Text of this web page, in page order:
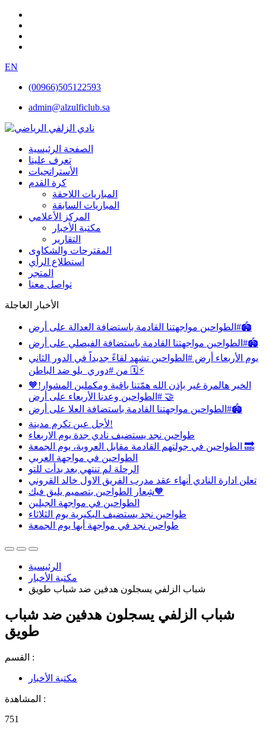
EN
(00966)505122593
admin@alzulficlub.sa
الصفحة الرئيسية
تعرف علينا
الأستراتجيات
كرة القدم
المباريات اللاحقة
المباريات السابقة
المركز الأعلامي
مكتبة الأخبار
التقارير
المقترحات والشكاوى
استطلاع الرأي
المتجر
تواصل معنا
الأخبار العاجلة
مواجهتنا القادمة باستضافة العدالة على أرض ⁧‫#الطواحين‬⁩🏟️
مواجهتنا القادمة باستضافة الفيصلي على أرض ⁧‫#الطواحين‬⁩🏟️
‏يوم الأربعاء أرض ⁧‫#الطواحين‬⁩ تشهد لقاءً جديداً في الدور الثاني
من ⁧‫#دوري_يلو‬⁩ ضد الباطن 🗓️⚡️
‏الخير هالمرة غير بإذن الله ‏همّتنا باقية ومكملين المشوار!🧡
‏وعدنا الأربعاء على أرض ⁧‫#الطواحين‬⁩ 🤝
مواجهتنا القادمة باستضافة العلا على أرض ⁧‫#الطواحين‬⁩🏟️
‏لأجل عين تكرم مدينة!
طواحين نجد يستضيف نادي جدة يوم الاربعاء
الطواحين‬⁩ في جولتهم القادمة مقابل العروبة، يوم الجمعة 🔜
الطواحين في مواجهة العربي
الرحلة لم تنتهي بعد بدأت للتو
تعلن ادارة النادي أنهاء عقد مدرب الفريق الاول خالد القروني
شِعار الطواحين بتصميم يليق فيك🧡
الطواحين في مواجهة الجبلين
طواحين نجد يستضيف البكيرية يوم الثلاثاء
طواحين نجد في مواجهة أبها يوم الجمعة
الرئيسية
مكتبة الأخبار
شباب الزلفي يسجلون هدفين ضد شباب طويق
شباب الزلفي يسجلون هدفين ضد شباب
طويق
القسم :
مكتبة الأخبار
المشاهدة :
751